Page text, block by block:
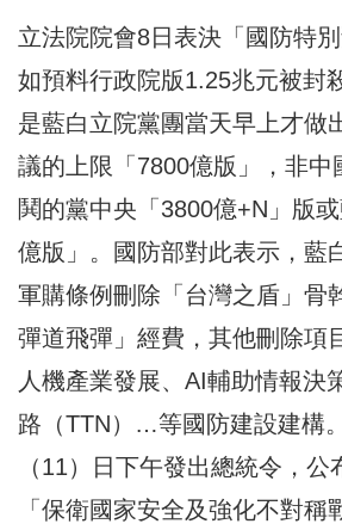
立法院院會8日表決「國防特
如預料行政院版1.25兆元被封
是藍白立院黨團當天早上才做
議的上限「7800億版」，非中
鬨的黨中央「3800億+N」版
億版」。國防部對此表示，藍
軍購條例刪除「台灣之盾」骨
彈道飛彈」經費，其他刪除項
人機產業發展、AI輔助情報決
路（TTN）…等國防建設建構
（11）日下午發出總統令，公
「保衛國家安全及強化不對稱